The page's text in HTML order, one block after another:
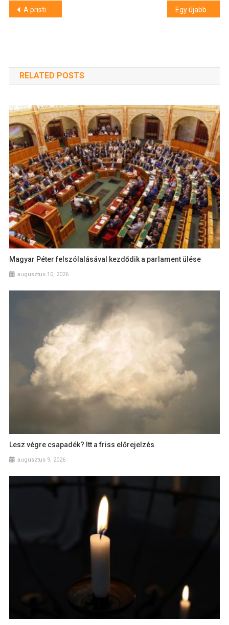
Bejegyzés
A pristinai kormány megnyitná a Kosovska Mitrovica albán és szerb részét összekötő hidat, az államfő ellenzi Egy újabb nemzetközi felsőoktatási rangsor, amelyben jól szerepelt az SZTE
RELATED POSTS
Magyar Péter felszólalásával kezdődik a parlament ülése
augusztus 10, 2026
Lesz végre csapadék? Itt a friss előrejelzés
augusztus 9, 2026